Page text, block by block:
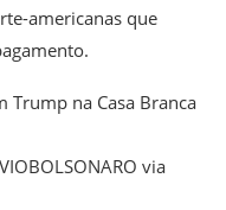
americanas que
Trump na Casa Branca
via